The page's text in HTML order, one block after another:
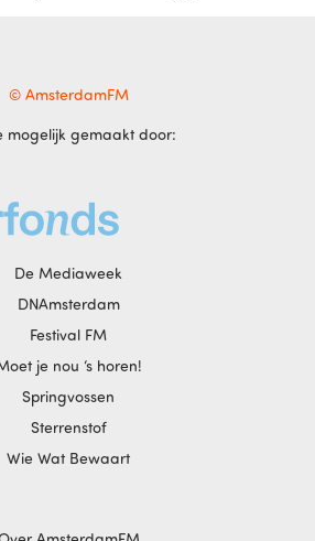
© AmsterdamFM
mogelijk gemaakt door:
De Mediaweek
DNAmsterdam
Festival FM
je nou ‘s horen!
Springvossen
Sterrenstof
Wie Wat Bewaart